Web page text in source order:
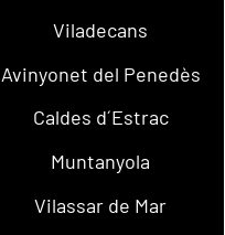
Viladecans
Avinyonet del Penedès
Caldes d´Estrac
Muntanyola
Vilassar de Mar